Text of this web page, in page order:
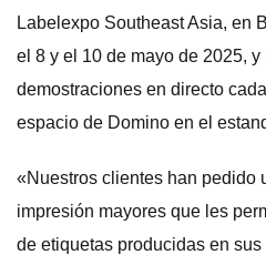
Labelexpo Southeast Asia, en
el 8 y el 10 de mayo de 2025,
demostraciones en directo
espacio de Domino en el
«Nuestros clientes han pedido
impresión mayores que les
de etiquetas producidas en